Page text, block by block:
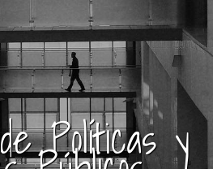
Políticas y